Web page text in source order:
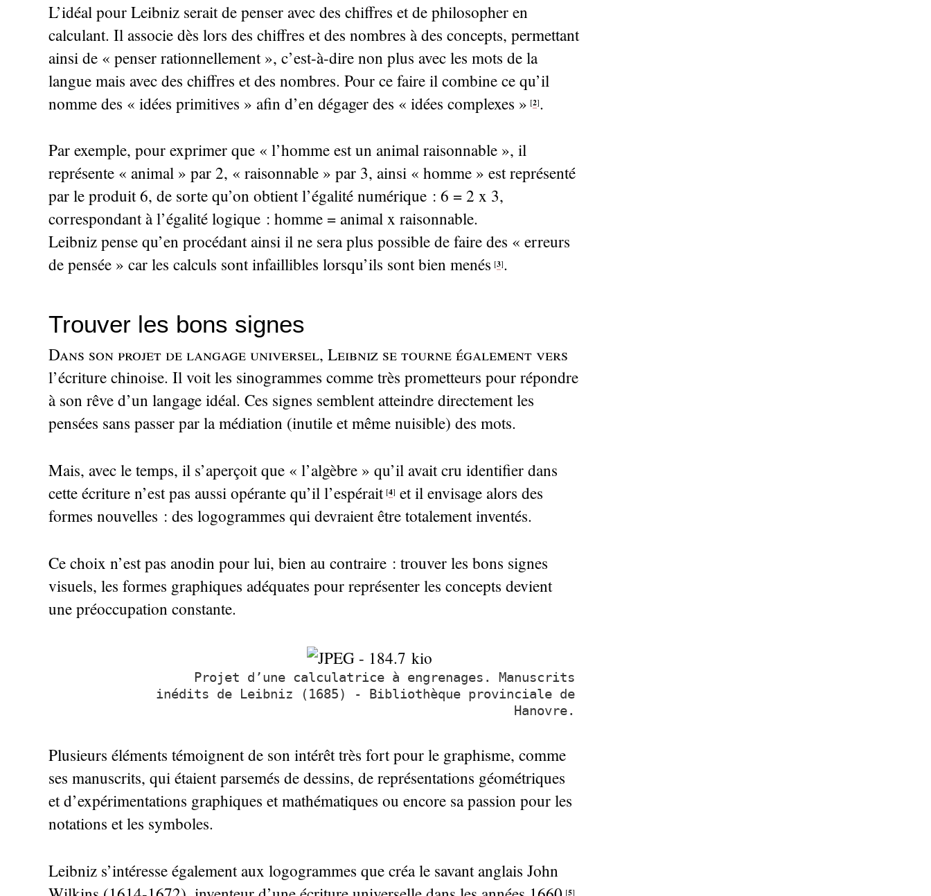
L’idéal pour Leibniz serait de penser avec des chiffres et de philosopher en
calculant. Il associe dès lors des chiffres et des nombres à des concepts, permettant
ainsi de « penser rationnellement », c’est-à-dire non plus avec les mots de la
langue mais avec des chiffres et des nombres. Pour ce faire il combine ce qu’il
nomme des « idées primitives » afin d’en dégager des « idées complexes » [2].
Par exemple, pour exprimer que « l’homme est un animal raisonnable », il
représente « animal » par 2, « raisonnable » par 3, ainsi « homme » est représenté
par le produit 6, de sorte qu’on obtient l’égalité numérique : 6 = 2 x 3,
correspondant à l’égalité logique : homme = animal x raisonnable.
Leibniz pense qu’en procédant ainsi il ne sera plus possible de faire des « erreurs
de pensée » car les calculs sont infaillibles lorsqu’ils sont bien menés [3].
Trouver les bons signes
Dans son projet de langage universel, Leibniz se tourne également vers
l’écriture chinoise. Il voit les sinogrammes comme très prometteurs pour répondre
à son rêve d’un langage idéal. Ces signes semblent atteindre directement les
pensées sans passer par la médiation (inutile et même nuisible) des mots.
Mais, avec le temps, il s’aperçoit que « l’algèbre » qu’il avait cru identifier dans
cette écriture n’est pas aussi opérante qu’il l’espérait[4] et il envisage alors des
formes nouvelles : des logogrammes qui devraient être totalement inventés.
Ce choix n’est pas anodin pour lui, bien au contraire : trouver les bons signes
visuels, les formes graphiques adéquates pour représenter les concepts devient
une préoccupation constante.
Projet d’une calculatrice à engrenages. Manuscrits
inédits de Leibniz (1685) - Bibliothèque provinciale de
Hanovre.
Plusieurs éléments témoignent de son intérêt très fort pour le graphisme, comme
ses manuscrits, qui étaient parsemés de dessins, de représentations géométriques
et d’expérimentations graphiques et mathématiques ou encore sa passion pour les
notations et les symboles.
Leibniz s’intéresse également aux logogrammes que créa le savant anglais John
[5]